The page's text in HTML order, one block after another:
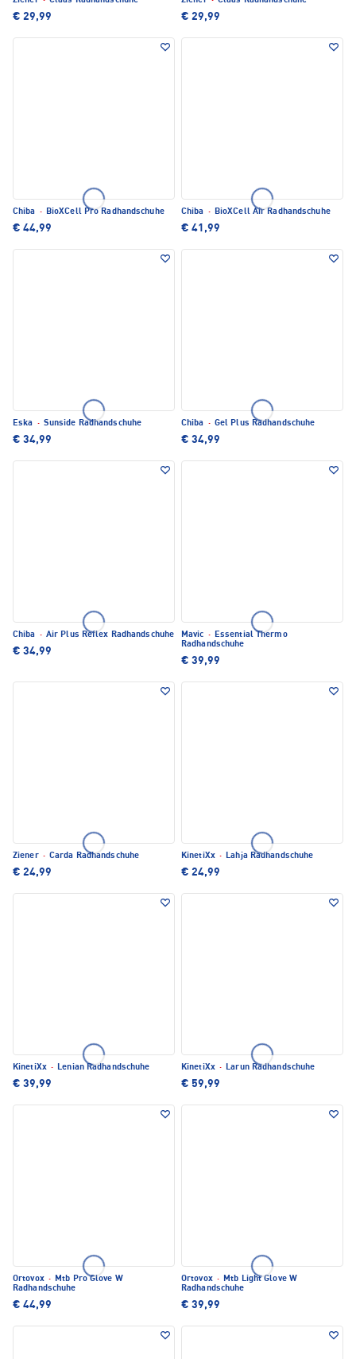
€ 29,99 € 29,99
Chiba · BioXCell Pro Radhandschuhe
€ 44,99
Chiba · BioXCell Air Radhandschuhe
€ 41,99
Eska · Sunside Radhandschuhe
€ 34,99
Chiba · Gel Plus Radhandschuhe
€ 34,99
Chiba · Air Plus Reflex Radhandschuhe
€ 34,99
Mavic · Essential Thermo
Radhandschuhe
€ 39,99
Ziener · Carda Radhandschuhe
€ 24,99
KinetiXx · Lahja Radhandschuhe
€ 24,99
KinetiXx · Lenian Radhandschuhe
€ 39,99
KinetiXx · Larun Radhandschuhe
€ 59,99
Ortovox · Mtb Pro Glove W
Radhandschuhe
€ 44,99
Ortovox · Mtb Light Glove W
Radhandschuhe
€ 39,99